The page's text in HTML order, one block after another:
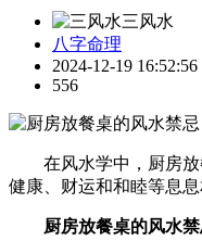
三风水
八字命理
2024-12-19 16:52:56
556
在风水学中，厨房
健康、财运和和睦等息息
厨房放餐桌的风水